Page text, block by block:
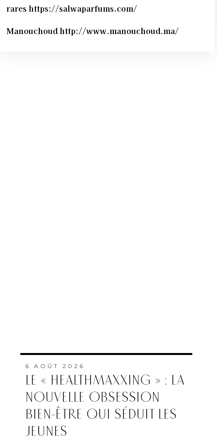
rares https://salwaparfums.com/
Manouchoud http://www.manouchoud.ma/
6 AOÛT 2026
LE « HEALTHMAXXING » : LA
NOUVELLE OBSESSION
BIEN-ÊTRE QUI SÉDUIT LES
JEUNES